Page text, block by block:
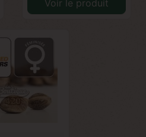
Voir le produit